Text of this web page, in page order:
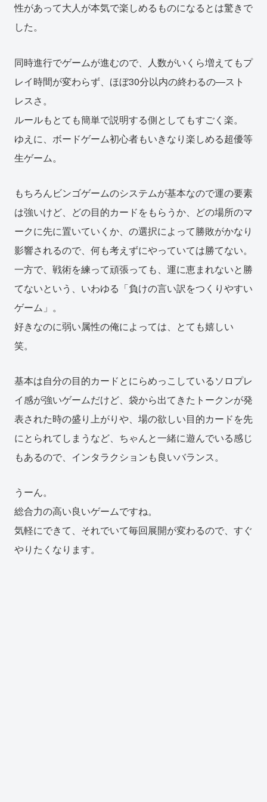
性があって大人が本気で楽しめるものになるとは驚きで
した。
同時進行でゲームが進むので、人数がいくら増えてもプ
レイ時間が変わらず、ほぼ30分以内の終わるの―スト
レスさ。
ルールもとても簡単で説明する側としてもすごく楽。
ゆえに、ボードゲーム初心者もいきなり楽しめる超優等
生ゲーム。
もちろんビンゴゲームのシステムが基本なので運の要素
は強いけど、どの目的カードをもらうか、どの場所のマ
ークに先に置いていくか、の選択によって勝敗がかなり
影響されるので、何も考えずにやっていては勝てない。
一方で、戦術を練って頑張っても、運に恵まれないと勝
てないという、いわゆる「負けの言い訳をつくりやすい
ゲーム」。
好きなのに弱い属性の俺によっては、とても嬉しい
笑。
基本は自分の目的カードとにらめっこしているソロプレ
イ感が強いゲームだけど、袋から出てきたトークンが発
表された時の盛り上がりや、場の欲しい目的カードを先
にとられてしまうなど、ちゃんと一緒に遊んでいる感じ
もあるので、インタラクションも良いバランス。
うーん。
総合力の高い良いゲームですね。
気軽にできて、それでいて毎回展開が変わるので、すぐ
やりたくなります。